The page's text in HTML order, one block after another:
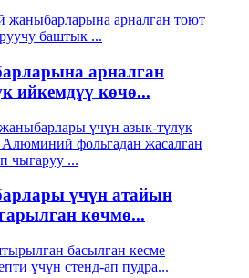
арналган
ийкемдүү көчө...
үчүн атайын
көчмө...